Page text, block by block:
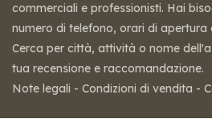
commerciali e professionisti. Hai
numero di telefono, orari di apertura
Cerca per città, attività o nome
tua recensione e raccomandazione.
Note legali - Condizioni di vendita -